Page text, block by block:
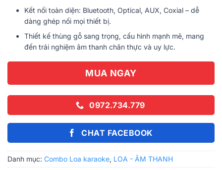
Kết nối toàn diện: Bluetooth, Optical, AUX, Coxial – dễ
dàng ghép nối mọi thiết bị.
Thiết kế thùng gỗ sang trọng, cấu hình mạnh mẽ, mang
đến trải nghiệm âm thanh chân thực và uy lực.
MUA NGAY
0972.734.779
CHAT FACEBOOK
Danh mục: Combo Loa karaoke, LOA - ÂM THANH